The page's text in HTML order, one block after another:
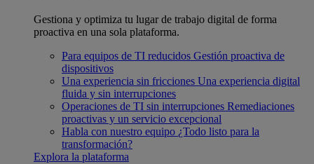
Gestiona y optimiza tu lugar de trabajo digital de forma
proactiva en una sola plataforma.
Para equipos de TI reducidos Gestión proactiva de
dispositivos
Una experiencia sin fricciones Una experiencia digital
fluida y sin interrupciones
Operaciones de TI sin interrupciones Remediaciones
proactivas y un servicio excepcional
Habla con nuestro equipo ¿Todo listo para la
transformación?
Explora la plataforma